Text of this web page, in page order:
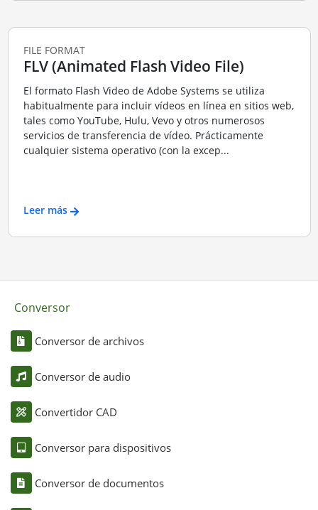
FILE FORMAT
FLV (Animated Flash Video File)
El formato Flash Video de Adobe Systems se utiliza
habitualmente para incluir vídeos en línea en sitios web,
tales como YouTube, Hulu, Vevo y otros numerosos
servicios de transferencia de vídeo. Prácticamente
cualquier sistema operativo (con la excep...
Leer más
Conversor
Conversor de archivos
Conversor de audio
Convertidor CAD
Conversor para dispositivos
Conversor de documentos